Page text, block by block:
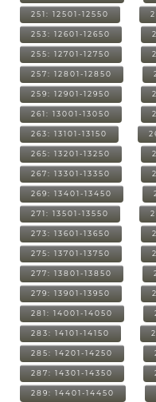
251: 12501-12550
253: 12601-12650
255: 12701-12750
257: 12801-12850
259: 12901-12950
261: 13001-13050
263: 13101-13150
265: 13201-13250
267: 13301-13350
269: 13401-13450
271: 13501-13550
273: 13601-13650
275: 13701-13750
277: 13801-13850
279: 13901-13950
281: 14001-14050
283: 14101-14150
285: 14201-14250
287: 14301-14350
289: 14401-14450